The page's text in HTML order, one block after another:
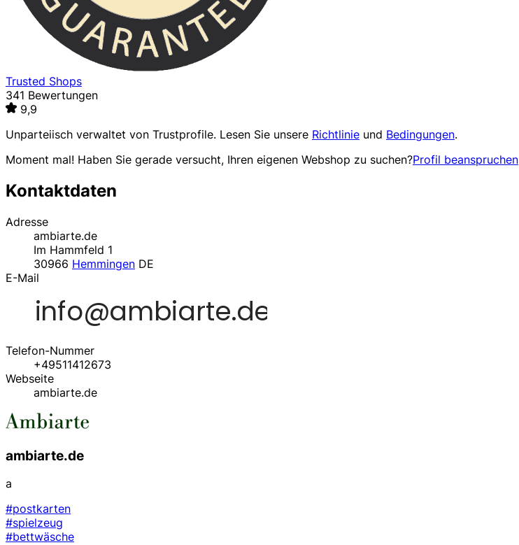
Trusted Shops
341 Bewertungen
9,9
Unparteiisch verwaltet von Trustprofile. Lesen Sie unsere Richtlinie und Bedingungen.
Moment mal! Haben Sie gerade versucht, Ihren eigenen Webshop zu suchen?Profil beanspruchen
Kontaktdaten
Adresse
ambiarte.de
Im Hammfeld 1
30966 Hemmingen DE
E-Mail
Telefon-Nummer
+49511412673
Webseite
ambiarte.de
ambiarte.de
a
#postkarten
#spielzeug
#bettwäsche